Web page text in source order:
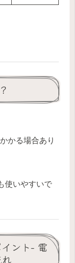
かる場合あり
使いやすいで
ント- 電